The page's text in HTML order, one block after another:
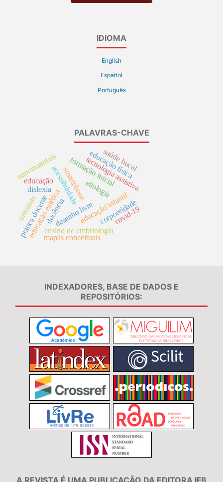
IDIOMA
English
Español
Português
PALAVRAS-CHAVE
desenho livreeducação infantil
educação estética
acessibilidadetecnologia assistiva
dislexia smartphone
ensino de embriologia
mapas conceituais
formação inicial
docência
prática docente corporeidade
educação física
nanomateriais
etiologia
educação
saúde bucal
sintomas covid-19
INDEXADORES, BASE DE DADOS E
REPOSITÓRIOS: